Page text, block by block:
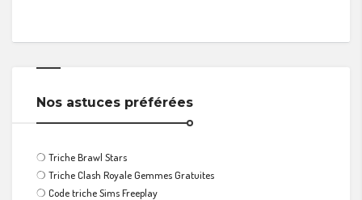
Nos astuces préférées
❍ Triche Brawl Stars
❍ Triche Clash Royale Gemmes Gratuites
❍ Code triche Sims Freeplay